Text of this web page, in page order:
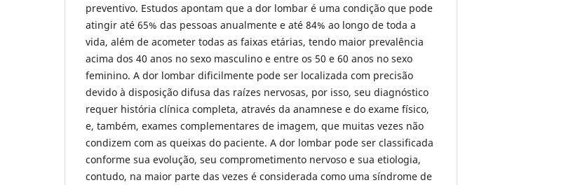
preventivo. Estudos apontam que a dor lombar é uma condição que pode
atingir até 65% das pessoas anualmente e até 84% ao longo de toda a
vida, além de acometer todas as faixas etárias, tendo maior prevalência
acima dos 40 anos no sexo masculino e entre os 50 e 60 anos no sexo
feminino. A dor lombar dificilmente pode ser localizada com precisão
devido à disposição difusa das raízes nervosas, por isso, seu diagnóstico
requer história clínica completa, através da anamnese e do exame físico,
e, também, exames complementares de imagem, que muitas vezes não
condizem com as queixas do paciente. A dor lombar pode ser classificada
conforme sua evolução, seu comprometimento nervoso e sua etiologia,
contudo, na maior parte das vezes é considerada como uma síndrome de